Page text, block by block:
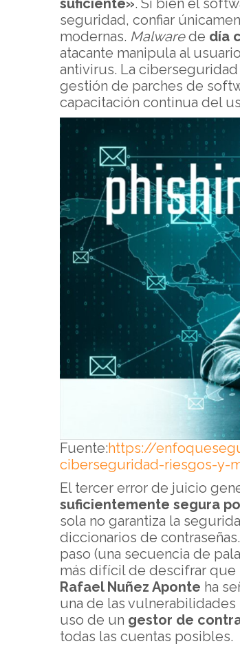
suficiente». Si bien el
seguridad, confiar
modernas. Malwarede día
atacante manipula al
antivirus. La
gestión de parches de
capacitación continua del
Fuente:https://
ciberseguridad-riesgos-y-
El tercer error de juicio
suficientemente segura
sola no garantiza la
diccionarios de
paso (una secuencia de
más difícil de descifrar que
Rafael Nuñez Aponte ha
una de las
uso de un gestor de
todas las cuentas posibles.